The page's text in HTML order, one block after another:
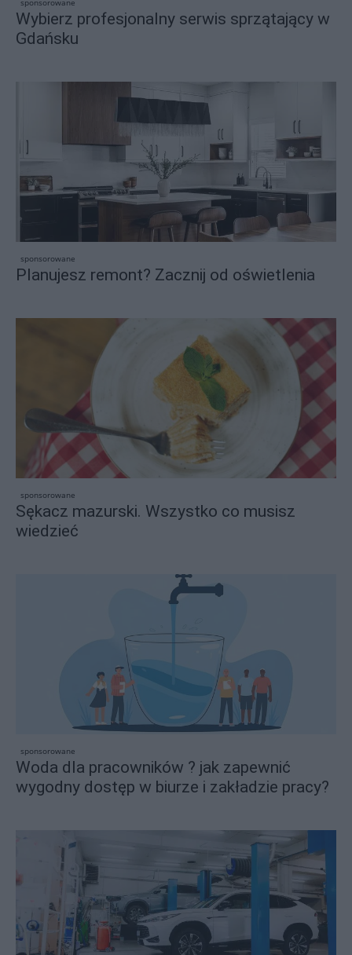
sponsorowane
Wybierz profesjonalny serwis sprzątający w
Gdańsku
sponsorowane
Planujesz remont? Zacznij od oświetlenia
sponsorowane
Sękacz mazurski. Wszystko co musisz
wiedzieć
sponsorowane
Woda dla pracowników ? jak zapewnić
wygodny dostęp w biurze i zakładzie pracy?